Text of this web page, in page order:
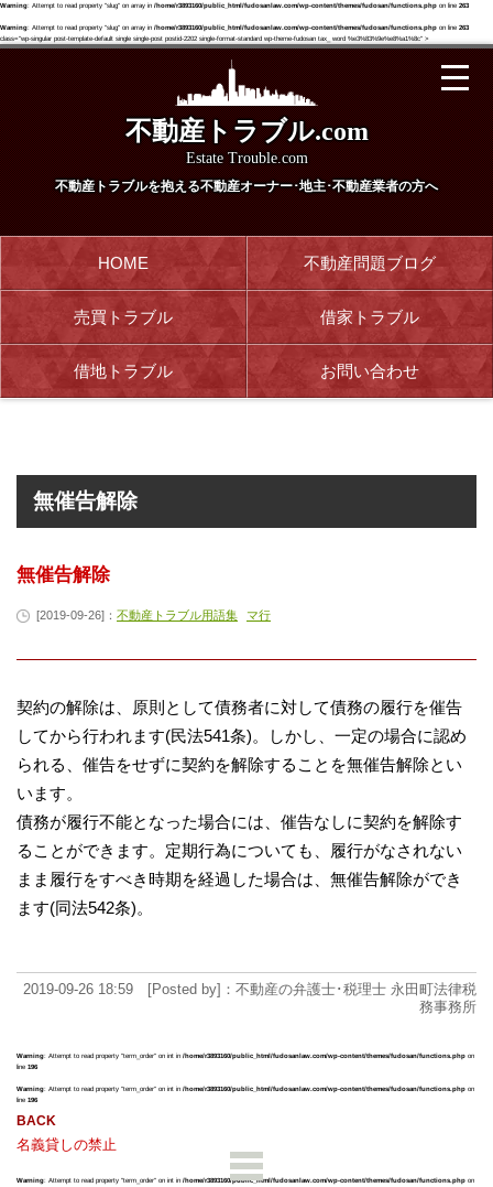
Warning: Attempt to read property "slug" on array in /home/r3893160/public_html/fudosanlaw.com/wp-content/themes/fudosan/functions.php on line 263
Warning: Attempt to read property "slug" on array in /home/r3893160/public_html/fudosanlaw.com/wp-content/themes/fudosan/functions.php on line 263
class="wp-singular post-template-default single single-post postid-2202 single-format-standard wp-theme-fudosan tax_ word %e3%83%9e%e8%a1%8c" >
不動産トラブル.com
Estate Trouble.com
不動産トラブルを抱える不動産オーナー･地主･不動産業者の方へ
HOME 不動産問題ブログ
売買トラブル 借家トラブル
借地トラブル お問い合わせ
無催告解除
無催告解除
[2019-09-26]： 不動産トラブル用語集 マ行
契約の解除は、原則として債務者に対して債務の履行を催告
してから行われます(民法541条)。しかし、一定の場合に認め
られる、催告をせずに契約を解除することを無催告解除とい
います。
債務が履行不能となった場合には、催告なしに契約を解除す
ることができます。定期行為についても、履行がなされない
まま履行をすべき時期を経過した場合は、無催告解除ができ
ます(同法542条)。
2019-09-26 18:59 [Posted by]：不動産の弁護士･税理士 永田町法律税
務事務所
Warning: Attempt to read property "term_order" on int in /home/r3893160/public_html/fudosanlaw.com/wp-content/themes/fudosan/functions.php on
line 196
Warning: Attempt to read property "term_order" on int in /home/r3893160/public_html/fudosanlaw.com/wp-content/themes/fudosan/functions.php on
line 196
名義貸しの禁止
Warning: Attempt to read property "term_order" on int in /home/r3893160/public_html/fudosanlaw.com/wp-content/themes/fudosan/functions.php on